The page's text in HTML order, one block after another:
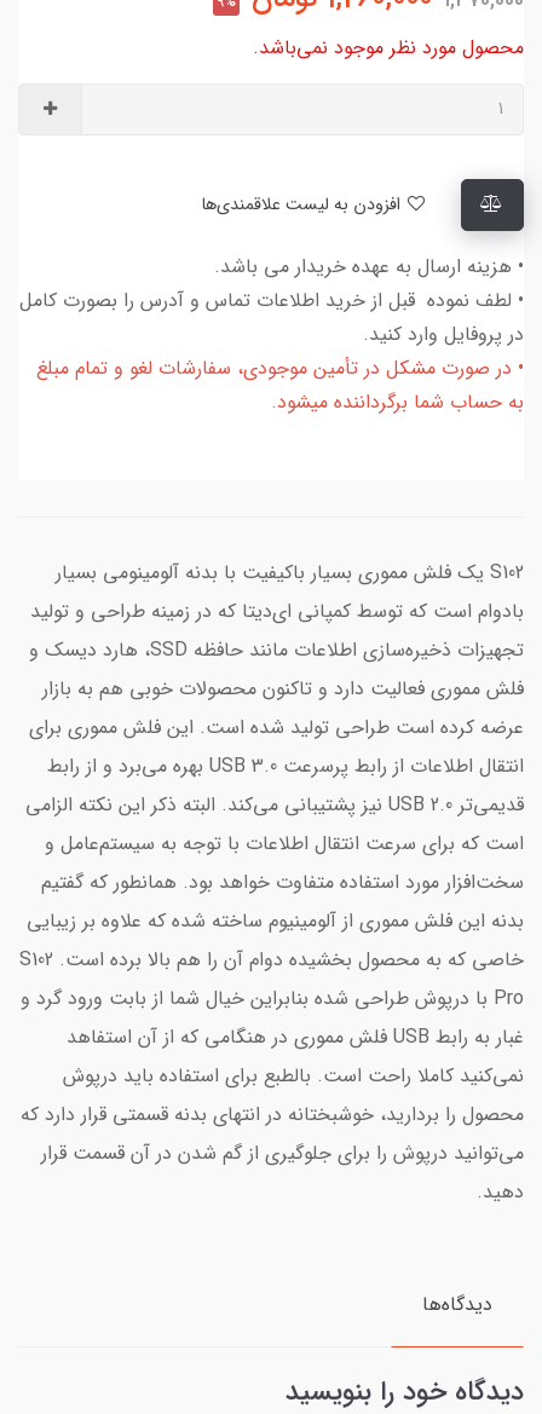
محصول مورد نظر موجود نمی‌باشد.
• هزینه ارسال به عهده خریدار می باشد.
• لطف نموده قبل از خرید اطلاعات تماس و آدرس را بصورت کامل
در پروفایل وارد کنید.
• در صورت مشکل در تأمین موجودی، سفارشات لغو و تمام مبلغ
به حساب شما برگرداننده میشود.
S102 یک فلش مموری بسیار باکیفیت با بدنه آلومینومی بسیار
بادوام است که توسط کمپانی ای‌دیتا که در زمینه طراحی و تولید
تجهیزات ذخیره‌سازی اطلاعات مانند حافظه SSD، هارد دیسک و
فلش مموری فعالیت دارد و تاکنون محصولات خوبی هم به بازار
عرضه کرده است طراحی تولید شده است. این فلش مموری برای
انتقال اطلاعات از رابط پرسرعت USB 3.0 بهره می‌برد و از رابط
قدیمی‌تر USB 2.0 نیز پشتیبانی می‌کند. البته ذکر این نکته الزامی
است که برای سرعت انتقال اطلاعات با توجه به سیستم‌عامل و
سخت‌افزار مورد استفاده متفاوت خواهد بود. همانطور که گفتیم
بدنه این فلش مموری از آلومینیوم ساخته شده که علاوه بر زیبایی
خاصی که به محصول بخشیده دوام آن را هم بالا برده است. S102
Pro با درپوش طراحی شده بنابراین خیال شما از بابت ورود گرد و
غبار به رابط USB فلش مموری در هنگامی که از آن استفاهد
نمی‌کنید کاملا راحت است. بالطبع برای استفاده باید درپوش
محصول را بردارید، خوشبختانه در انتهای بدنه قسمتی قرار دارد که
می‌توانید درپوش را برای جلوگیری از گم شدن در آن قسمت قرار
دهید.
دیدگاه‌ها
دیدگاه خود را بنویسید